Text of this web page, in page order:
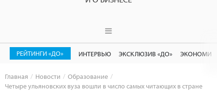
РЕЙТИНГИ «ДО» ИНТЕРВЬЮ ЭКСКЛЮЗИВ «ДО»
Главная Новости
Образование
Четыре ульяновских вуза вошли в число самых читающих в стране